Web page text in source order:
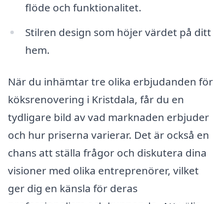
flöde och funktionalitet.
Stilren design som höjer värdet på ditt
hem.
När du inhämtar tre olika erbjudanden för
köksrenovering i Kristdala, får du en
tydligare bild av vad marknaden erbjuder
och hur priserna varierar. Det är också en
chans att ställa frågor och diskutera dina
visioner med olika entreprenörer, vilket
ger dig en känsla för deras